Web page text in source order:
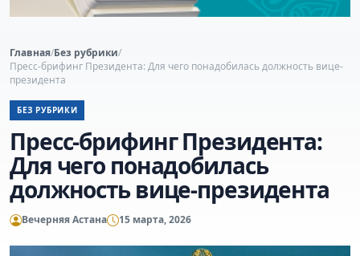
Главная/Без рубрики/
Пресс-брифинг Президента: Для чего понадобилась должность вице-
президента
БЕЗ РУБРИКИ
Пресс-брифинг Президента:
Для чего понадобилась
должность вице-президента
Вечерняя Астана 15 марта, 2026